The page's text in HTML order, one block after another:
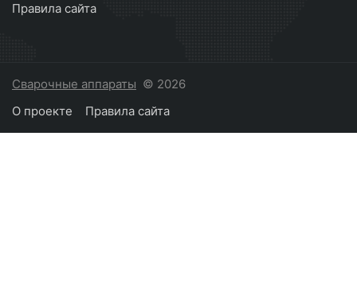
Правила сайта
Сварочные аппараты © 2026
О проекте
Правила сайта